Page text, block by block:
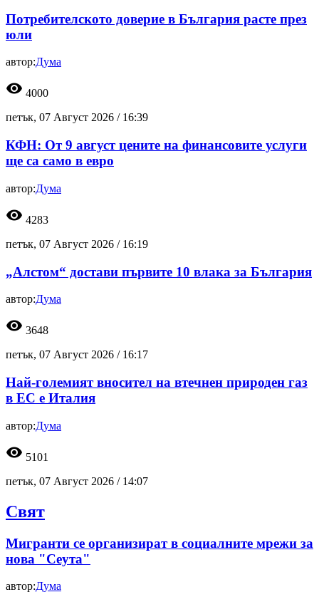
Потребителското доверие в България расте през
юли
автор:Дума
visibility 4000
петък, 07 Август 2026 / 16:39
КФН: От 9 август цените на финансовите услуги
ще са само в евро
автор:Дума
visibility 4283
петък, 07 Август 2026 / 16:19
„Алстом“ достави първите 10 влака за България
автор:Дума
visibility 3648
петък, 07 Август 2026 / 16:17
Най-големият вносител на втечнен природен газ
в ЕС е Италия
автор:Дума
visibility 5101
петък, 07 Август 2026 / 14:07
Свят
Мигранти се организират в социалните мрежи за
нова "Сеута"
автор:Дума